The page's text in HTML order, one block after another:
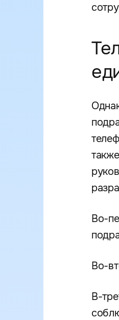
Во-
Во-
В-